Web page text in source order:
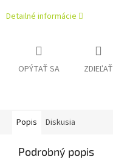
Detailné informácie
OPÝTAŤ SA ZDIEĽAŤ
Popis Diskusia
Podrobný popis